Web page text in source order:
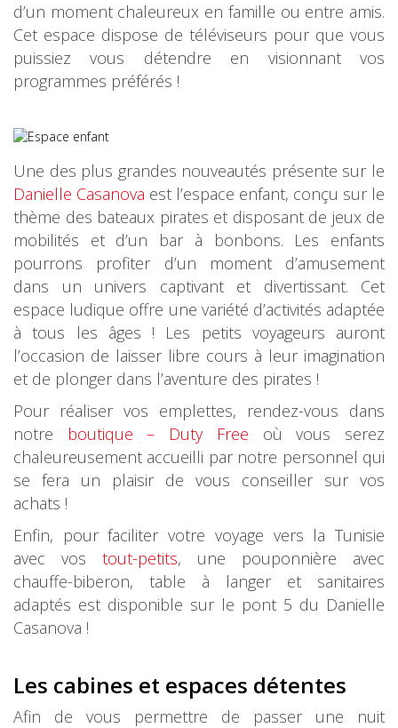
d’un moment chaleureux en famille ou entre amis.
Cet espace dispose de téléviseurs pour que vous
puissiez vous détendre en visionnant vos
programmes préférés !
Une des plus grandes nouveautés présente sur le
Danielle Casanova est l’espace enfant, conçu sur le
thème des bateaux pirates et disposant de jeux de
mobilités et d’un bar à bonbons. Les enfants
pourrons profiter d’un moment d’amusement
dans un univers captivant et divertissant. Cet
espace ludique offre une variété d’activités adaptée
à tous les âges ! Les petits voyageurs auront
l’occasion de laisser libre cours à leur imagination
et de plonger dans l’aventure des pirates !
Pour réaliser vos emplettes, rendez-vous dans
notre boutique – Duty Free où vous serez
chaleureusement accueilli par notre personnel qui
se fera un plaisir de vous conseiller sur vos
achats !
Enfin, pour faciliter votre voyage vers la Tunisie
avec vos tout-petits, une pouponnière avec
chauffe-biberon, table à langer et sanitaires
adaptés est disponible sur le pont 5 du Danielle
Casanova !
Les cabines et espaces détentes
Afin de vous permettre de passer une nuit